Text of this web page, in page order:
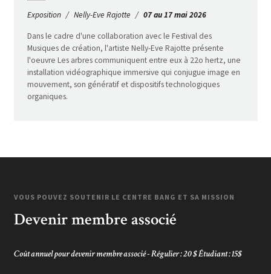
Exposition Nelly-Eve Rajotte 07 au 17 mai 2026
Dans le cadre d'une collaboration avec le Festival des
Musiques de création, l'artiste Nelly-Eve Rajotte présente
l'oeuvre Les arbres communiquent entre eux à 22o hertz, une
installation vidéographique immersive qui conjugue image en
mouvement, son génératif et dispositifs technologiques
organiques.
VOUS POUVEZ SOUTENIR LE CENTRE BANG ET SA MISSION
Devenir membre associé
Coût annuel pour devenir membre associé - Régulier : 20 $ Étudiant : 15$